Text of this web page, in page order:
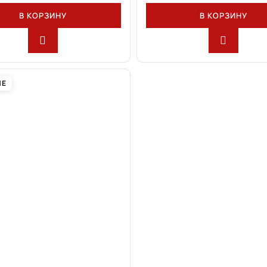
В КОРЗИНУ В КОРЗИНУ